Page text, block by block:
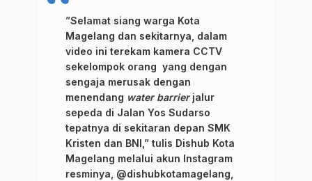
”Selamat siang warga Kota
Magelang dan sekitarnya, dalam
video ini terekam kamera CCTV
sekelompok orang yang dengan
sengaja merusak dengan
menendang water barrierjalur
sepeda di Jalan Yos Sudarso
tepatnya di sekitaran depan SMK
Kristen dan BNI,” tulis Dishub Kota
Magelang melalui akun Instagram
resminya, @dishubkotamagelang,